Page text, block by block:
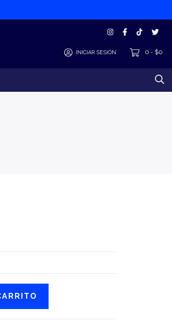
INICIAR SESIÓN 0 - $0